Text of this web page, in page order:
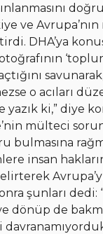
ve
DHA’ya
o acıları
yazık ki,” diye
mülteci
bulmasına
insan
şunları dedi:
dönüp de